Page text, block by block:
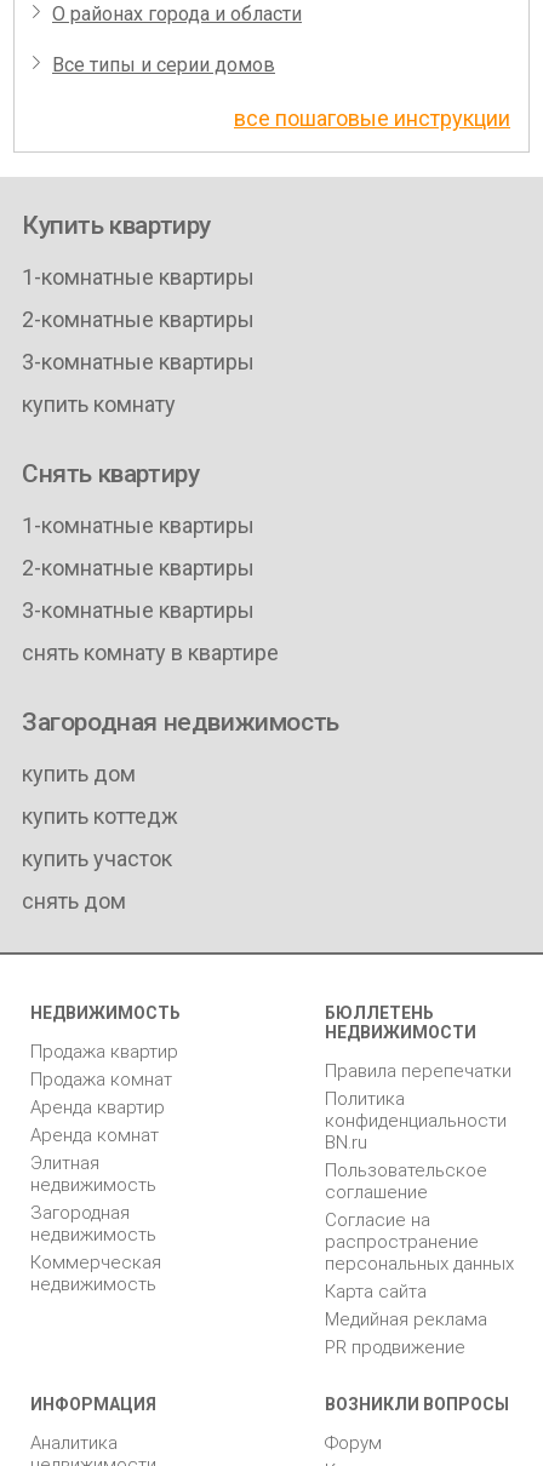
О районах города и области
Все типы и серии домов
все пошаговые инструкции
Купить квартиру
1-комнатные квартиры
2-комнатные квартиры
3-комнатные квартиры
купить комнату
Снять квартиру
1-комнатные квартиры
2-комнатные квартиры
3-комнатные квартиры
снять комнату в квартире
Загородная недвижимость
купить дом
купить коттедж
купить участок
снять дом
НЕДВИЖИМОСТЬ
Продажа квартир
Продажа комнат
Аренда квартир
Аренда комнат
Элитная
недвижимость
Загородная
недвижимость
Коммерческая
недвижимость
БЮЛЛЕТЕНЬ
НЕДВИЖИМОСТИ
Правила перепечатки
Политика
конфиденциальности
BN.ru
Пользовательское
соглашение
Согласие на
распространение
персональных данных
Карта сайта
Медийная реклама
PR продвижение
ИНФОРМАЦИЯ
Аналитика
ВОЗНИКЛИ ВОПРОСЫ
Форум